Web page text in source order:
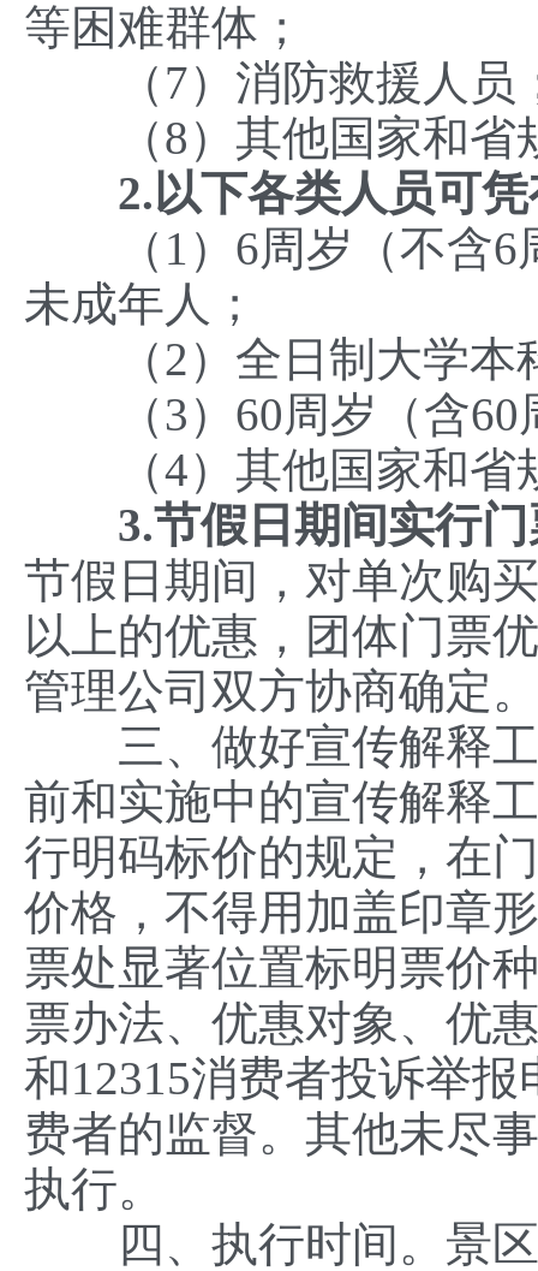
等困难群体；
（7）消防救援人员
（8）其他国家和省
2.以下各类人员可
（1）6周岁（不含6
未成年人；
（2）全日制大学本
（3）60周岁（含60
（4）其他国家和省
3.节假日期间实行
节假日期间，对单次购
以上的优惠，团体门票
管理公司双方协商确定。
三、做好宣传解释工
前和实施中的宣传解释
行明码标价的规定，在
价格，不得用加盖印章
票处显著位置标明票价
票办法、优惠对象、优
和12315消费者投诉举
费者的监督。其他未尽
执行。
四、执行时间。景区